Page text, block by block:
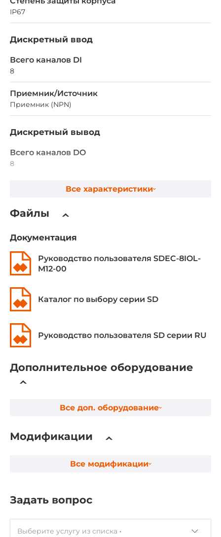
IP67
Дискретный ввод
Всего каналов DI
8
Приемник/Источник
Приемник (NPN)
Дискретный вывод
Всего каналов DO
8
Приемник/источник
Тип модуля
Дискретный ввод-вывод
Разъемы внешние
Требования по питанию
DC входное напряжение
18..30 В
66 мм
171 мм
Эксплуатационные характеристики
Все характеристики
Файлы
Документация
Руководство пользователя SDEC-8IOL-
M12-00
Каталог по выбору серии SD
Руководство пользователя SD серии RU
Дополнительное оборудование
Все доп. оборудование
Модификации
Все модификации
Задать вопрос
Выберите услугу из списка